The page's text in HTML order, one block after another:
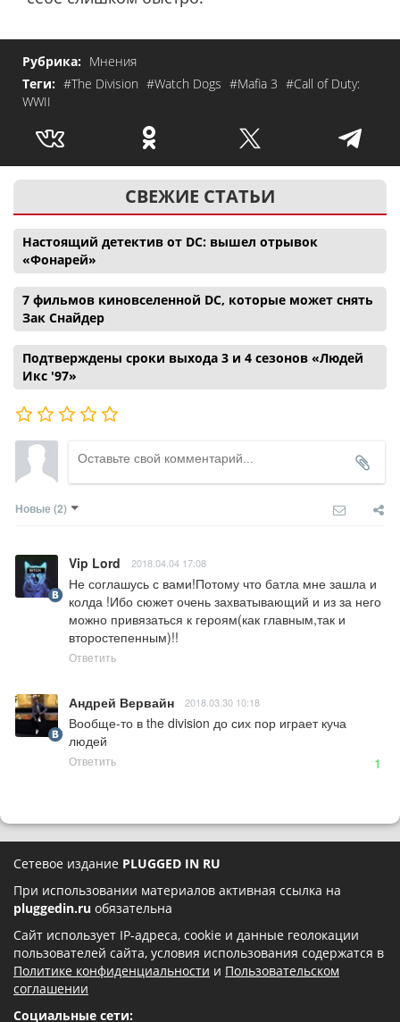
Рубрика: Мнения
Теги: #The Division #Watch Dogs #Mafia 3 #Call of Duty:
WWII
СВЕЖИЕ СТАТЬИ
Настоящий детектив от DC: вышел отрывок
«Фонарей»
7 фильмов киновселенной DC, которые может снять
Зак Снайдер
Подтверждены сроки выхода 3 и 4 сезонов «Людей
Икс '97»
Новые (2)
Vip Lord 2018.04.04 17:08
Не соглашусь с вами!Потому что батла мне зашла и
колда !Ибо сюжет очень захватывающий и из за него
можно привязаться к героям(как главным,так и
второстепенным)!!
Ответить
Андрей Вервайн 2018.03.30 10:18
Вообще-то в the division до сих пор играет куча
людей
Ответить 1
Сетевое издание PLUGGED IN RU
При использовании материалов активная ссылка на
pluggedin.ru обязательна
Сайт использует IP-адреса, cookie и данные геолокации
пользователей сайта, условия использования содержатся в
Политике конфиденциальности и Пользовательском
соглашении
Социальные сети: